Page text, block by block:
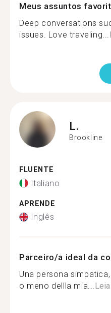
Meus assuntos
Deep conversations
issues. Love traveling...
L.
Brookline
FLUENTE
Italiano
APRENDE
Inglês
Parceiro/a ideal da
Una persona
o meno dellla mia...